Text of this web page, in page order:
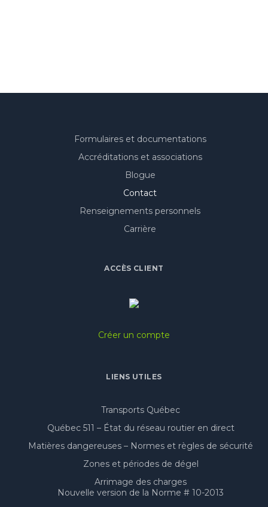
Formulaires et documentations
Accréditations et associations
Blogue
Contact
Renseignements personnels
Carrière
ACCÈS CLIENT
Créer un compte
LIENS UTILES
Transports Québec
Québec 511 – État du réseau routier en direct
Matières dangereuses – Normes et règles de sécurité
Zones et périodes de dégel
Arrimage des charges
Nouvelle version de la Norme # 10-2013